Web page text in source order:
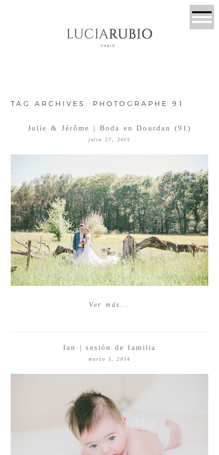
TAG ARCHIVES: PHOTOGRAPHE 91
Julie & Jérôme | Boda en Dourdan (91)
julio 27, 2015
Ver más...
Ian | sesión de familia
marzo 5, 2014